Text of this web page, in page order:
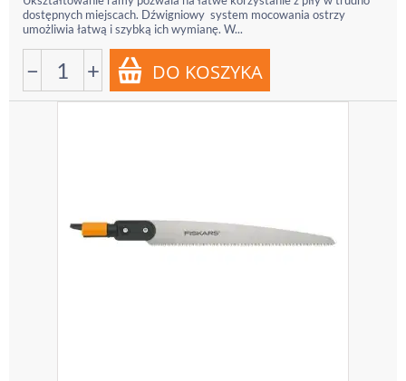
dostępnych miejscach. Dźwigniowy system mocowania ostrzy
umożliwia łatwą i szybką ich wymianę. W...
− +